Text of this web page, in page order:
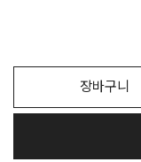
장바구니